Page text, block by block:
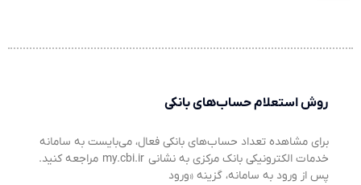
روش استعلام حساب‌های بانکی
برای مشاهده تعداد حساب‌های بانکی فعال، می‌بایست به سامانه
خدمات الکترونیکی بانک مرکزی به نشانی my.cbi.ir مراجعه کنید.
پس از ورود به سامانه، گزینه «ورود